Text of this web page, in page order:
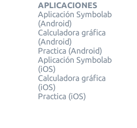
APLICACIONES
Aplicación Symbolab
(Android)
Calculadora gráfica
(Android)
Practica (Android)
Aplicación Symbolab
(iOS)
Calculadora gráfica
(iOS)
Practica (iOS)